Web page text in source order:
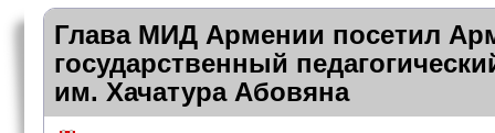
Глава МИД Армении посетил
государственный
им. Хачатура Абовяна